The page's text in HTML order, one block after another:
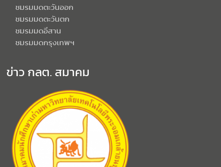
ชมรมมดตะวันออก
ชมรมมดตะวันตก
ชมรมมดอีสาน
ชมรมมดกรุงเทพฯ
ข่าว กลต. สมาคม